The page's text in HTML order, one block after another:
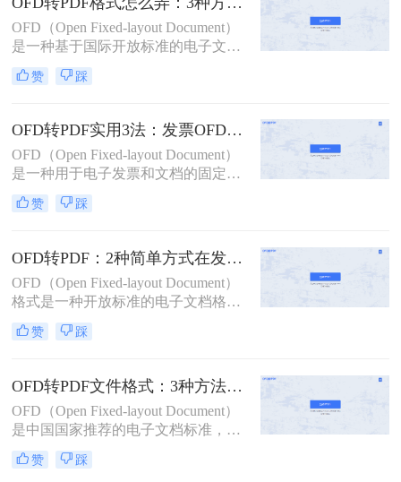
Document Format）格式因其广泛的兼
容性和强大的文档保护能力，仍然受
到广大用户的青睐。因此，将OFD转
换成PDF格式成为许多用户的迫切需
求。那么ofd怎样转换成pdf格式呢？
方法。
OFD（Open Fixed-layout Document）
是一种基于国际开放标准的电子文件
格式，主要用于电子文档的存储和交
换。然而，在某些情况下，我们可能
便更好地与他人共享或进行编辑。那
么ofd转pdf格式怎么弄呢？本文将介
绍三种将OFD转换为PDF的方法。
赞 踩
OFD转PDF实用3法：发票OFD和合同OFD的转换要点不同!
OFD（Open Fixed-layout Document）
是一种用于电子发票和文档的固定版
式文件格式，广泛应用于中国的政府
和企业中。然而，在实际使用中，有
PDF格式，以便于跨平台共享和编
辑。那么OFD怎么转成PDF呢？本文
将介绍三种实用的方法，帮助您轻松
完成OFD到PDF的转换。
赞 踩
OFD转PDF：2种简单方式在发票和合同上的转换差异！
OFD（Open Fixed-layout Document）
格式是一种开放标准的电子文档格
式，由中国国家标准化管理委员会制
定。在某些情况下，我们可能需要将
地与他人共享或进行后续处理。那么
ofd怎么转换成pdf呢？本文将介绍两
种将OFD转换为PDF的方法。
赞 踩
OFD转PDF文件格式：3种方法的操作门槛和格式兼容性对比！
OFD（Open Fixed-layout Document）
是中国国家推荐的电子文档标准，广
泛应用于电子发票、电子公文等领
域。将OFD文件转换为PDF格式是常
赞 踩